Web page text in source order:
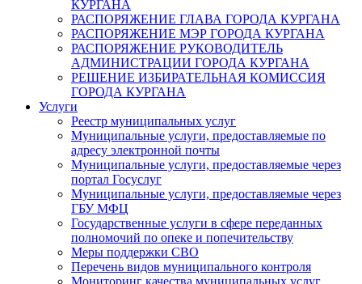
КУРГАНА
РАСПОРЯЖЕНИЕ ГЛАВА ГОРОДА КУРГАНА
РАСПОРЯЖЕНИЕ МЭР ГОРОДА КУРГАНА
РАСПОРЯЖЕНИЕ РУКОВОДИТЕЛЬ
АДМИНИСТРАЦИИ ГОРОДА КУРГАНА
РЕШЕНИЕ ИЗБИРАТЕЛЬНАЯ КОМИССИЯ
ГОРОДА КУРГАНА
Услуги
Реестр муниципальных услуг
Муниципальные услуги, предоставляемые по
адресу электронной почты
Муниципальные услуги, предоставляемые через
портал Госуслуг
Муниципальные услуги, предоставляемые через
ГБУ МФЦ
Государственные услуги в сфере переданных
полномочий по опеке и попечительству
Меры поддержки СВО
Перечень видов муниципального контроля
Мониторинг качества муниципальных услуг